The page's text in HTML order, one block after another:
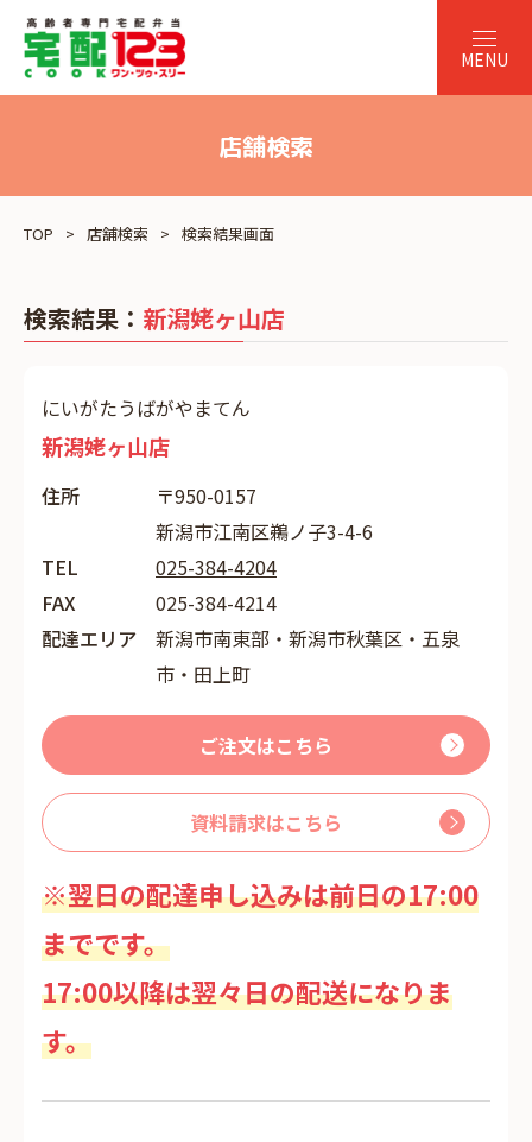
店舗検索
TOP 店舗検索 検索結果画面
検索結果： 新潟姥ヶ山店
にいがたうばがやまてん
新潟姥ヶ山店
住所
〒950-0157
新潟市江南区鵜ノ子3-4-6
TEL
025-384-4204
FAX
025-384-4214
配達エリア
新潟市南東部・新潟市秋葉区・五泉
市・田上町
ご注文はこちら
資料請求はこちら
※翌日の配達申し込みは前日の17:00
までです。
17:00以降は翌々日の配送になりま
す。